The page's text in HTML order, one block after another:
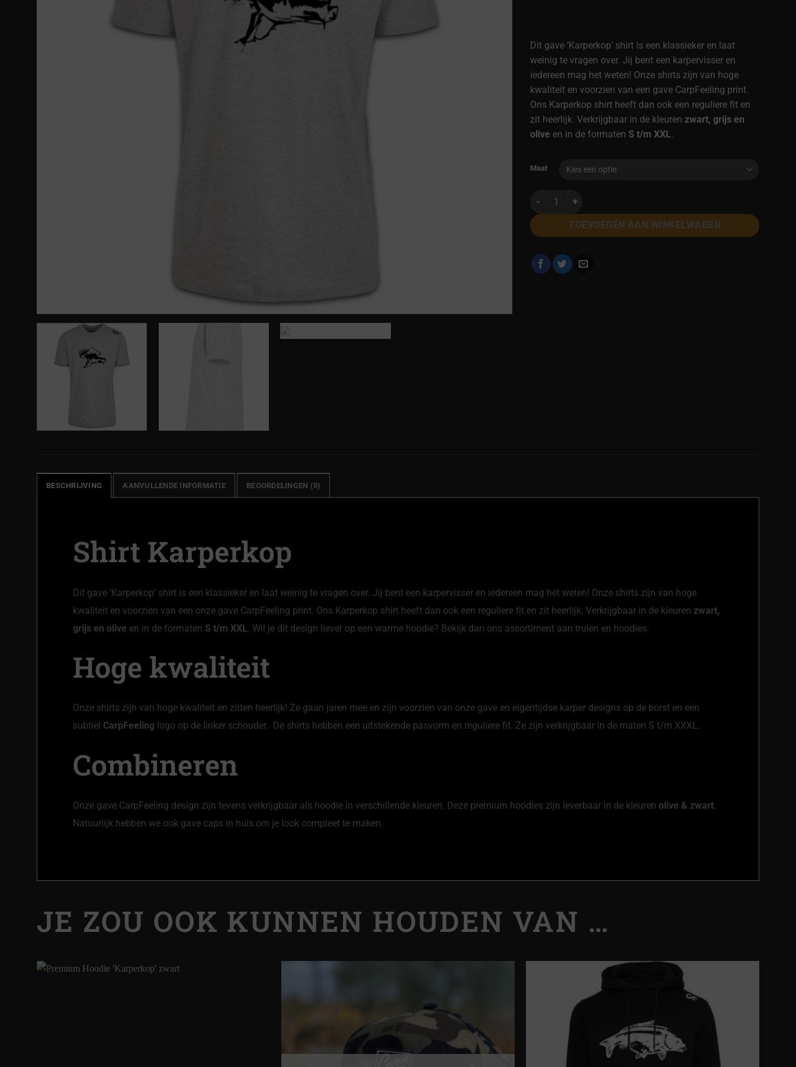
Dit gave ‘Karperkop’ shirt is een klassieker en laat
weinig te vragen over. Jij bent een karpervisser en
iedereen mag het weten! Onze shirts zijn van hoge
kwaliteit en voorzien van een gave CarpFeeling print.
Ons Karperkop shirt heeft dan ook een reguliere fit en
zit heerlijk. Verkrijgbaar in de kleurenzwart, grijs en
olive en in de formatenS t/m XXL.
Maat
Shirt 'Karperkop' grijs aantal
TOEVOEGEN AAN WINKELWAGEN
BESCHRIJVING AANVULLENDE INFORMATIE BEOORDELINGEN (0)
Shirt Karperkop
Dit gave ‘Karperkop’ shirt is een klassieker en laat weinig te vragen over. Jij bent een karpervisser en iedereen mag het weten! Onze shirts zijn van hoge
kwaliteit en voorzien van een onze gave CarpFeeling print. Ons Karperkop shirt heeft dan ook een reguliere fit en zit heerlijk. Verkrijgbaar in de kleuren zwart,
grijs en olive en in de formaten S t/m XXL . Wil je dit design liever op een warme hoodie? Bekijk dan ons assortiment aan truien en hoodies
Hoge kwaliteit
Onze shirts zijn van hoge kwaliteit en zitten heerlijk! Ze gaan jaren mee en zijn voorzien van onze gave en eigentijdse karper designs op de borst en een
subtiel CarpFeeling logo op de linker schouder. De shirts hebben een uitstekende pasvorm en reguliere fit. Ze zijn verkrijgbaar in de maten S t/m XXXL.
Combineren
Onze gave CarpFeeling design zijn tevens verkrijgbaar als hoodie in verschillende kleuren. Deze premium hoodies zijn leverbaar in de kleuren olive & zwart.
Natuurlijk hebben we ook gave caps in huis om je look compleet te maken.
JE ZOU OOK KUNNEN HOUDEN VAN …